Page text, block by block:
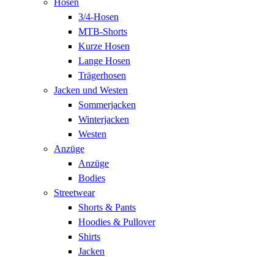
3/4-Hosen
MTB-Shorts
Kurze Hosen
Lange Hosen
Trägerhosen
Jacken und Westen
Sommerjacken
Winterjacken
Westen
Anzüge
Anzüge
Bodies
Streetwear
Shorts & Pants
Hoodies & Pullover
Shirts
Jacken